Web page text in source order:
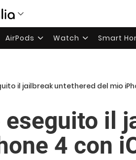
AirPods Watch Smart
il jailbreak untethered del mio
eseguito il
4 con